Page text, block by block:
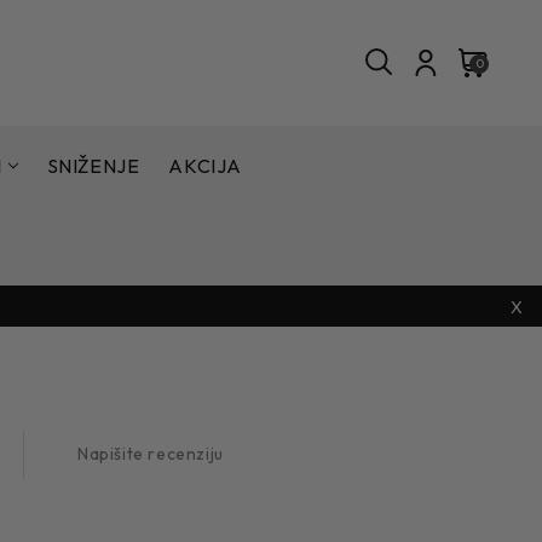
0
SNIŽENJE AKCIJA
X
Napišite recenziju